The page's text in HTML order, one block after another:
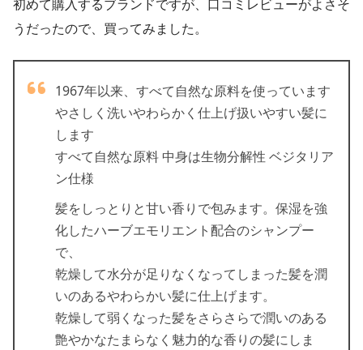
初めて購入するブランドですが、口コミレビューがよさそ
うだったので、買ってみました。
1967年以来、すべて自然な原料を使っています
やさしく洗いやわらかく仕上げ扱いやすい髪に
します
すべて自然な原料 中身は生物分解性 ベジタリア
ン仕様
髪をしっとりと甘い香りで包みます。保湿を強
化したハーブエモリエント配合のシャンプー
で、
乾燥して水分が足りなくなってしまった髪を潤
いのあるやわらかい髪に仕上げます。
乾燥して弱くなった髪をさらさらで潤いのある
艶やかなたまらなく魅力的な香りの髪にしま